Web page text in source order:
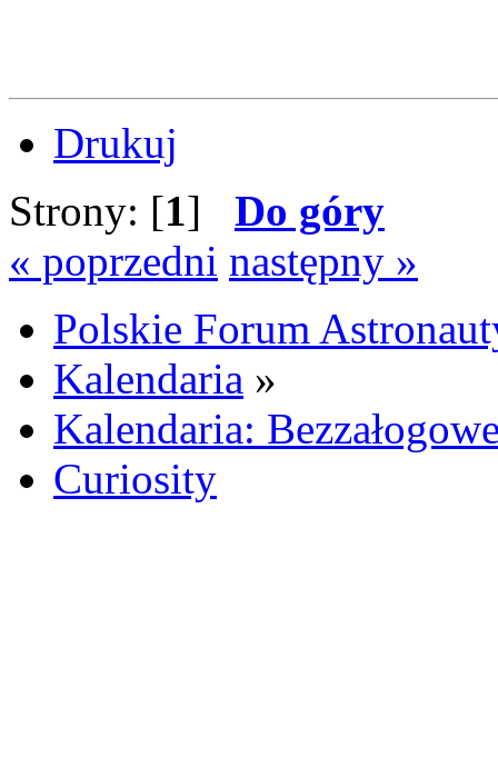
Drukuj
Strony: [1] Do góry
« poprzedni następny »
Polskie Forum
Kalendaria »
Kalendaria:
Curiosity